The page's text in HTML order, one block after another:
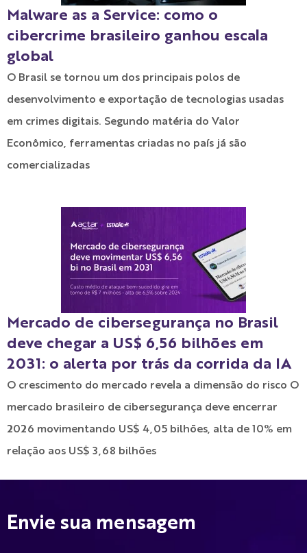
Malware as a Service: como o
cibercrime brasileiro ganhou escala
global
O Brasil se tornou um dos principais polos de
desenvolvimento e exportação de tecnologias usadas
em crimes digitais. Segundo matéria do Valor
Econômico, ferramentas criadas no país já são
comercializadas
Mercado de cibersegurança no Brasil
deve chegar a US$ 6,56 bilhões em
2031: o alerta por trás da corrida da IA
O crescimento do mercado revela a dimensão do risco O
mercado brasileiro de cibersegurança deve encerrar
2026 movimentando US$ 4,05 bilhões, alta de 10% em
relação aos US$ 3,68 bilhões
Envie sua mensagem